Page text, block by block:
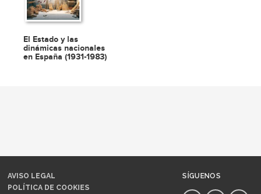
El Estado y las
dinámicas nacionales
en España (1931-1983)
AVISO LEGAL
POLÍTICA DE COOKIES
SÍGUENOS